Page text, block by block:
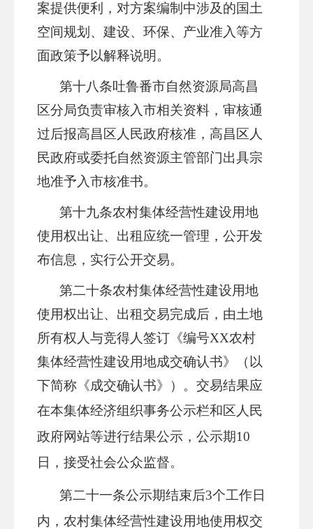
案提供便利，对方案编制中涉及的国土
空间规划、建设、环保、产业准入等方
面政策予以解释说明。
第十八条吐鲁番市自然资源局高昌
区分局负责审核入市相关资料，审核通
过后报高昌区 人民政府核准， 高昌区 人
民政府或委托自然资源主管部门出具宗
地准予入市核准书。
第十九条农村集体经营性建设用地
使用权出让、出租应统一管理，公开发
布信息，实行公开交易。
第二十条农村集体经营性建设用地
使用权出让、出租交易完成后，由土地
所有权人与竞得人签订 《编号XX农村
集体经营性建设用地成交确认书》（以
下简称《成交确认书》）。交易结果应
在本集体经济组织事务公示栏和 区 人民
政府网站等进行结果公示，公示期10
日， 接受社会公众监督。
第二十一条公示期结束后3个工作日
内，农村集体经营性建设用地使用权交